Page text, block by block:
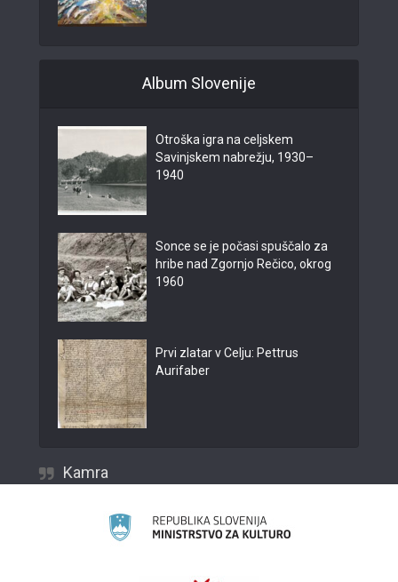
Album Slovenije
Otroška igra na celjskem
Savinjskem nabrežju, 1930–
1940
Sonce se je počasi spuščalo za
hribe nad Zgornjo Rečico, okrog
1960
Prvi zlatar v Celju: Pettrus
Aurifaber
Kamra